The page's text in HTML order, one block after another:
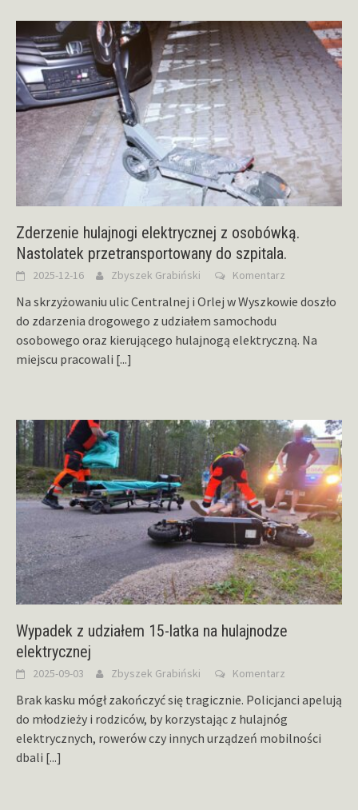
Zderzenie hulajnogi elektrycznej z osobówką.
Nastolatek przetransportowany do szpitala.
2025-12-16 Zbyszek Grabiński Komentarz
Na skrzyżowaniu ulic Centralnej i Orlej w Wyszkowie doszło
do zdarzenia drogowego z udziałem samochodu
osobowego oraz kierującego hulajnogą elektryczną. Na
miejscu pracowali [...]
Wypadek z udziałem 15-latka na hulajnodze
elektrycznej
2025-09-03 Zbyszek Grabiński Komentarz
Brak kasku mógł zakończyć się tragicznie. Policjanci apelują
do młodzieży i rodziców, by korzystając z hulajnóg
elektrycznych, rowerów czy innych urządzeń mobilności
dbali [...]